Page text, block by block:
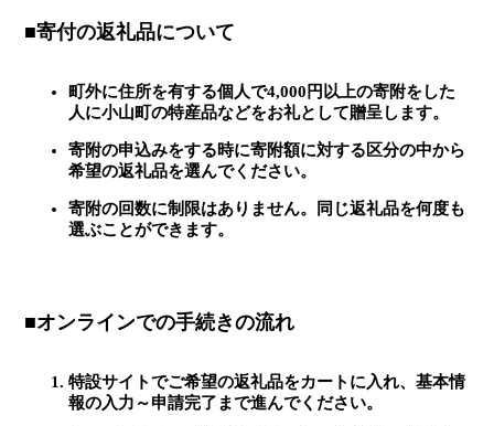
■寄付の返礼品について
町外に住所を有する個人で4,000円以上の寄附をした
人に小山町の特産品などをお礼として贈呈します。
寄附の申込みをする時に寄附額に対する区分の中から
希望の返礼品を選んでください。
寄附の回数に制限はありません。同じ返礼品を何度も
選ぶことができます。
■オンラインでの手続きの流れ
特設サイトでご希望の返礼品をカートに入れ、基本情
報の入力～申請完了まで進んでください。